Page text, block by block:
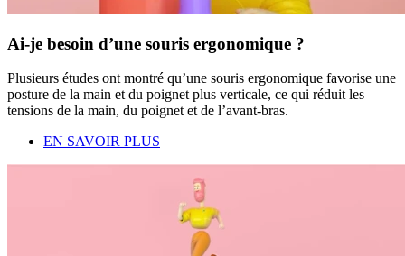
Ai-je besoin d’une souris ergonomique ?
Plusieurs études ont montré qu’une souris ergonomique favorise une
posture de la main et du poignet plus verticale, ce qui réduit les
tensions de la main, du poignet et de l’avant-bras.
EN SAVOIR PLUS